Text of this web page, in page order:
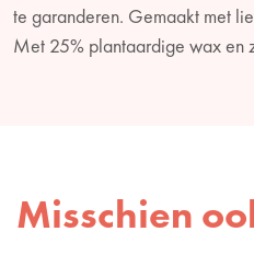
te garanderen. Gemaakt met
Met 25% plantaardige wax en
Misschien